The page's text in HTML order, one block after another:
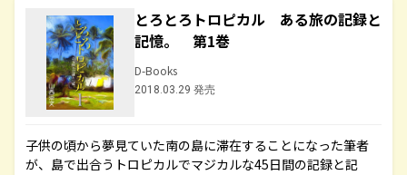
とろとろトロピカル ある旅の記録と
記憶。 第1巻
D-Books
2018.03.29 発売
子供の頃から夢見ていた南の島に滞在することになった筆者
が、島で出合うトロピカルでマジカルな45日間の記録と記